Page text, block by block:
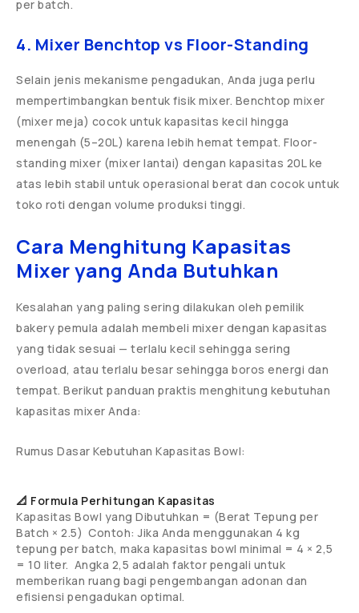
per batch.
4. Mixer Benchtop vs Floor-Standing
Selain jenis mekanisme pengadukan, Anda juga perlu
mempertimbangkan bentuk fisik mixer. Benchtop mixer
(mixer meja) cocok untuk kapasitas kecil hingga
menengah (5–20L) karena lebih hemat tempat. Floor-
standing mixer (mixer lantai) dengan kapasitas 20L ke
atas lebih stabil untuk operasional berat dan cocok untuk
toko roti dengan volume produksi tinggi.
Cara Menghitung Kapasitas
Mixer yang Anda Butuhkan
Kesalahan yang paling sering dilakukan oleh pemilik
bakery pemula adalah membeli mixer dengan kapasitas
yang tidak sesuai — terlalu kecil sehingga sering
overload, atau terlalu besar sehingga boros energi dan
tempat. Berikut panduan praktis menghitung kebutuhan
kapasitas mixer Anda:
Rumus Dasar Kebutuhan Kapasitas Bowl:
📐 Formula Perhitungan Kapasitas
Kapasitas Bowl yang Dibutuhkan = (Berat Tepung per
Batch × 2.5) Contoh: Jika Anda menggunakan 4 kg
tepung per batch, maka kapasitas bowl minimal = 4 × 2,5
= 10 liter. Angka 2,5 adalah faktor pengali untuk
memberikan ruang bagi pengembangan adonan dan
efisiensi pengadukan optimal.